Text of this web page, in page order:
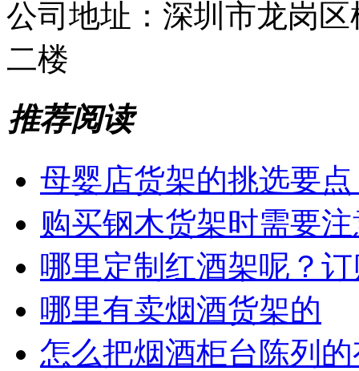
公司地址： 深圳市龙岗
二楼
推荐阅读
母婴店货架的挑选要
购买钢木货架时需要
哪里定制红酒架呢？
哪里有卖烟酒货架的
怎么把烟酒柜台陈列